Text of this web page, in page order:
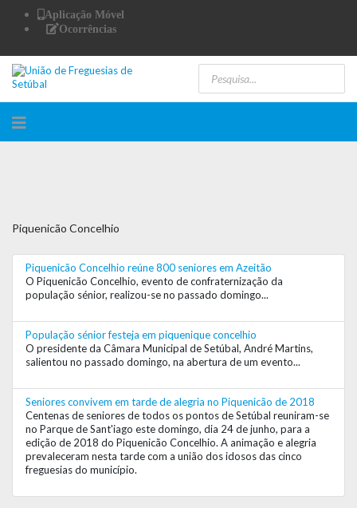
Aplicação Móvel
Ocorrências
Piquenicão Concelhio
Piquenicão Concelhio reúne 800 seniores em Azeitão
O Piquenicão Concelhio, evento de confraternização da
população sénior, realizou-se no passado domingo...
População sénior festeja em piquenique concelhio
O presidente da Câmara Municipal de Setúbal, André Martins,
salientou no passado domingo, na abertura de um evento...
Seniores convivem em tarde de alegria no Piquenicão de 2018
Centenas de seniores de todos os pontos de Setúbal reuniram-se
no Parque de Sant'iago este domingo, dia 24 de junho, para a
edição de 2018 do Piquenicão Concelhio. A animação e alegria
prevaleceram nesta tarde com a união dos idosos das cinco
freguesias do município.